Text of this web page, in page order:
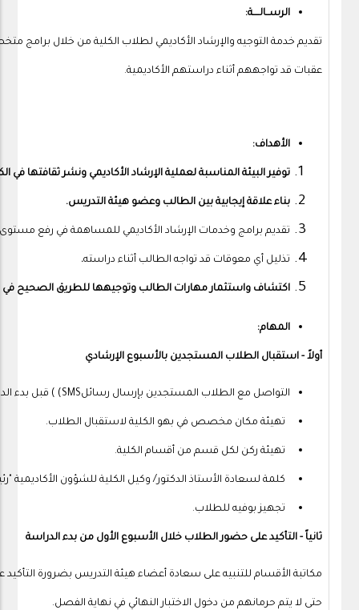
الرســالــــة:
تقديم خدمة التوجيه والإرشاد الأكاديمي لطلاب الكلية من خلال برامج
عقبات قد تواجههم أثناء دراستهم الأكاديمية.
الأهداف:
توفير البيئة المناسبة لعملية الإرشاد الأكاديمي ونشر ثقافتها في
بناء علاقة إيجابية بين الطالب وعضو هيئة التدريس.
تقديم برامج وخدمات الإرشاد الأكاديمي للمساهمة في رفع
تذليل أي معوقات قد تواجه الطالب أثناء دراسته.
اكتشاف واستثمار مهارات الطالب وتوجيهها للطريق الصحيح في
المهام:
أولاً - استقبال الطلاب المستجدين بالأسبوع الإرشادي
التواصل مع الطلاب المستجدين بإرسال رسائلSMS) ) قبل بدء الدراسة.
تهيئة مكان مخصص في بهو الكلية لاستقبال الطلاب.
تهيئة ركن لكل قسم من أقسام الكلية.
كلمة لسعادة الأستاذ الدكتور/ وكيل الكلية للشؤون الأكاديمية
تجهيز بوفيه للطلاب.
ثانياً - التأكيد على حضور الطلاب خلال الأسبوع الأول من بدء الدراسة
مكاتبة الأقسام للتنبيه على سعادة أعضاء هيئة التدريس بضرورة
حتى لا يتم حرمانهم من دخول الاختبار النهائي في نهاية الفصل.